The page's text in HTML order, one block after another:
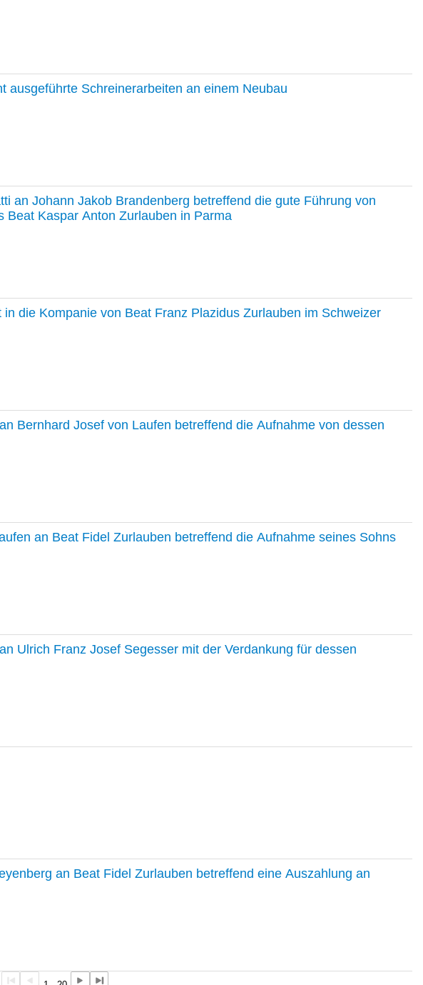
ausgeführte Schreinerarbeiten an einem Neubau
an Johann Jakob Brandenberg betreffend die gute Führung von
Beat Kaspar Anton Zurlauben in Parma
die Kompanie von Beat Franz Plazidus Zurlauben im Schweizer
Bernhard Josef von Laufen betreffend die Aufnahme von dessen
an Beat Fidel Zurlauben betreffend die Aufnahme seines Sohns
Ulrich Franz Josef Segesser mit der Verdankung für dessen
an Beat Fidel Zurlauben betreffend eine Auszahlung an